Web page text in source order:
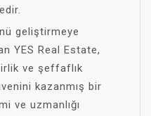
geliştirmeye
YES Real Estate,
ve şeffaflık
kazanmış bir
ve uzmanlığı